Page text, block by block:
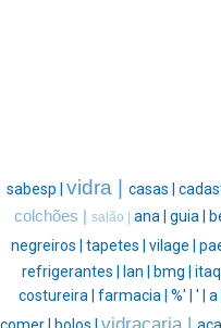
sabesp | vidra | casas |
colchões | salão | ana | guia |
negreiros | tapetes | vilage |
refrigerantes | lan | bmg |
costureira | farmacia | %' | ' | a
comer | bolos | vidraçaria |